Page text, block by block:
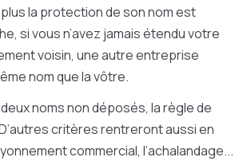
la protection de son nom est
si vous n’avez jamais étendu votre
voisin, une autre entreprise
nom que la vôtre.
noms non déposés, la règle de
critères rentreront aussi en
commercial, l’achalandage...